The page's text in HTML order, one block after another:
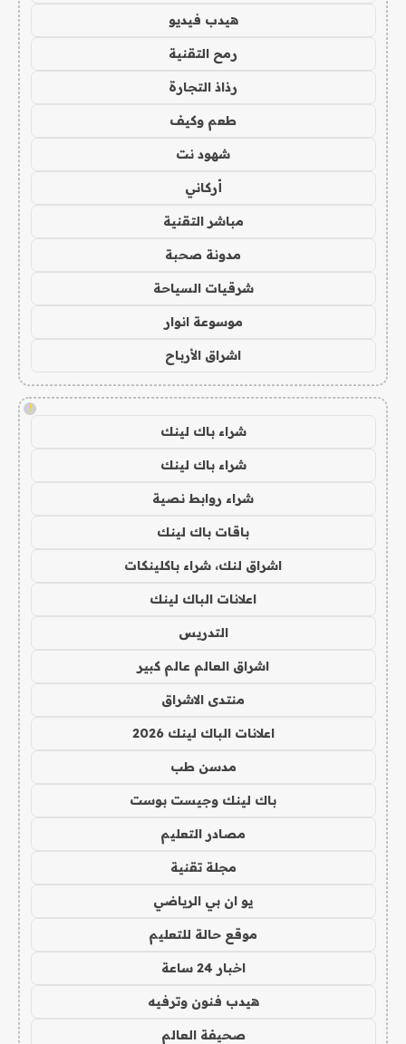
هيدب فيديو
رمح التقنية
رذاذ التجارة
طعم وكيف
شهود نت
أركاني
مباشر التقنية
مدونة صحبة
شرقيات السياحة
موسوعة انوار
اشراق الأرباح
!
شراء باك لينك
شراء باك لينك
شراء روابط نصية
باقات باك لينك
اشراق لنك، شراء باكلينكات
اعلانات الباك لينك
التدريس
اشراق العالم عالم كبير
منتدى الاشراق
اعلانات الباك لينك 2026
مدسن طب
باك لينك وجيست بوست
مصادر التعليم
مجلة تقنية
يو ان بي الرياضي
موقع حالة للتعليم
اخبار 24 ساعة
هيدب فنون وترفيه
صحيفة العالم